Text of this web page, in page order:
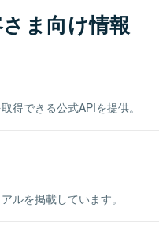
ま向け情報
得できる公式APIを提供。
ルを掲載しています。